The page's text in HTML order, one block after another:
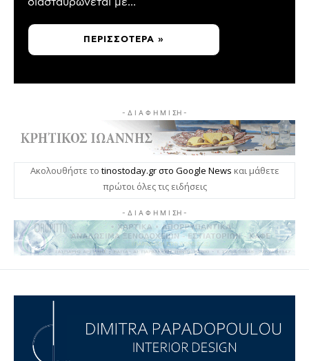
ΠΕΡΙΣΣΌΤΕΡΑ »
- Δ Ι Α Φ Η Μ Ι ΣΗ -
Ακολουθήστε το tinostoday.gr στο Google News και μάθετε
πρώτοι όλες τις ειδήσεις
- Δ Ι Α Φ Η Μ Ι ΣΗ -